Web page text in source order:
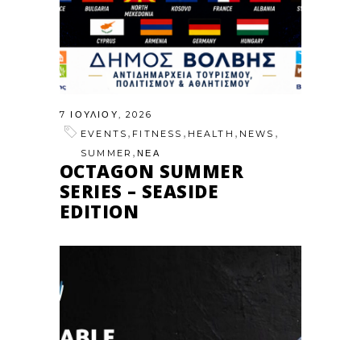
7 ΙΟΥΛΊΟΥ, 2026
EVENTS , FITNESS , HEALTH , NEWS ,
SUMMER ,ΝΕΑ
OCTAGON SUMMER
SERIES – SEASIDE
EDITION